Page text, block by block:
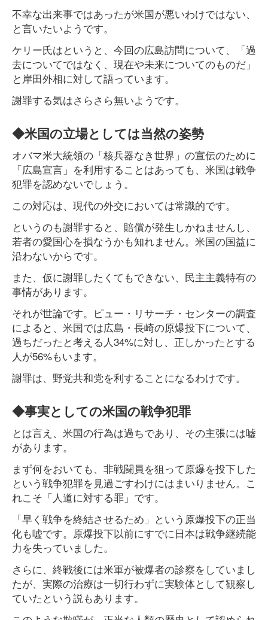
不幸な出来事ではあったが米国が悪いわけではない、
と言いたいようです。
ケリー氏はというと、今回の広島訪問について、「過
去についてではなく、現在や未来についてのものだ」
と岸田外相に対して語っています。
謝罪する気はさらさら無いようです。
◆米国の立場としては当然の姿勢
オバマ米大統領の「核兵器なき世界」の宣伝のために
「広島宣言」を利用することはあっても、米国は戦争
犯罪を認めないでしょう。
この対応は、現代の外交においては常識的です。
というのも謝罪すると、賠償が発生しかねませんし、
若者の愛国心を損なうかも知れません。米国の国益に
沿わないからです。
また、仮に謝罪したくてもできない、民主主義特有の
事情があります。
それが世論です。ピュー・リサーチ・センターの調査
によると、米国では広島・長崎の原爆投下について、
過ちだったと考える人34%に対し、正しかったとする
人が56%もいます。
謝罪は、野党共和党を利することになるわけです。
◆事実としての米国の戦争犯罪
とは言え、米国の行為は過ちであり、その主張には嘘
があります。
まず何をおいても、非戦闘員を狙って原爆を投下した
という戦争犯罪を見過ごすわけにはまいりません。こ
れこそ「人道に対する罪」です。
「早く戦争を終結させるため」という原爆投下の正当
化も嘘です。原爆投下以前にすでに日本は戦争継続能
力を失っていました。
さらに、終戦後には米軍が被爆者の診察をしていまし
たが、実際の治療は一切行わずに実験体として観察し
ていたという説もあります。